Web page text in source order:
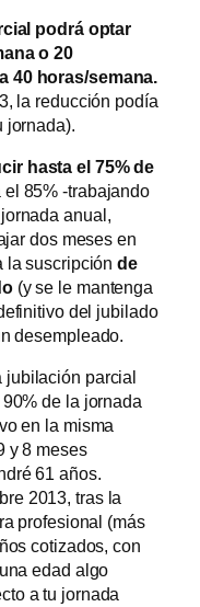
podrá optar
o 20
40 horas/semana.
la reducción podía
jornada).
hasta el 75% de
el 85% -trabajando
anual,
dos meses en
la suscripciónde
(y se le mantenga
del jubilado
desempleado.
jubilación parcial
de la jornada
en la misma
y 8 meses
61 años.
2013, tras la
profesional (más
cotizados, con
edad algo
a tu jornada